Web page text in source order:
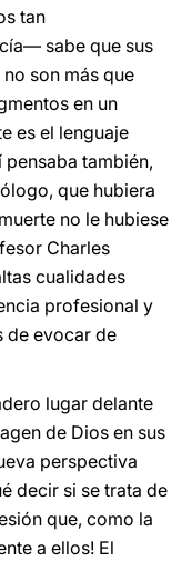
tan
sabe que sus
son más que
en un
es el lenguaje
también,
que hubiera
no le hubiese
Charles
cualidades
profesional y
de evocar de
lugar delante
de Dios en sus
perspectiva
decir si se trata de
que, como la
a ellos! El